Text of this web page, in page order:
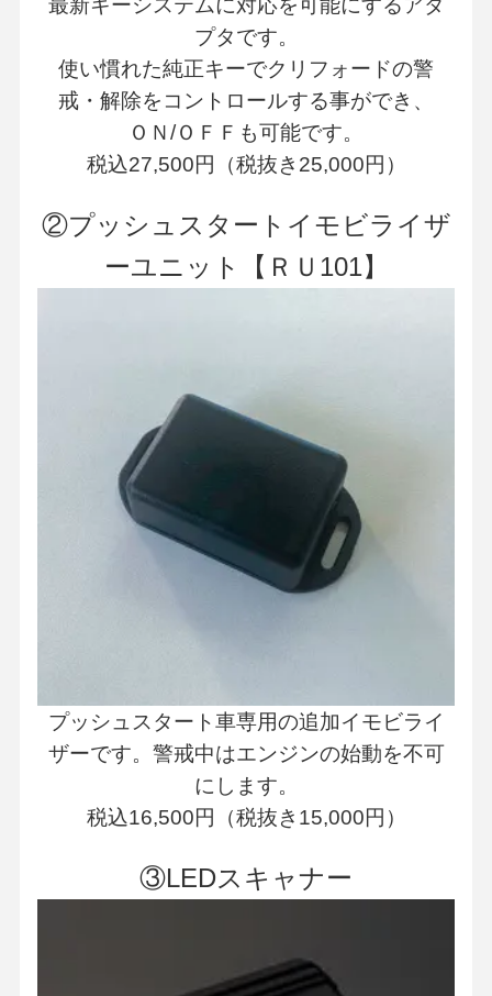
最新キーシステムに対応を可能にするアダ
プタです。
使い慣れた純正キーでクリフォードの警
戒・解除をコントロールする事ができ、
ＯＮ/ＯＦＦも可能です。
税込27,500円（税抜き25,000円）
②プッシュスタートイモビライザ
ーユニット【ＲＵ101】
プッシュスタート車専用の追加イモビライ
ザーです。警戒中はエンジンの始動を不可
にします。
税込16,500円（税抜き15,000円）
③LEDスキャナー